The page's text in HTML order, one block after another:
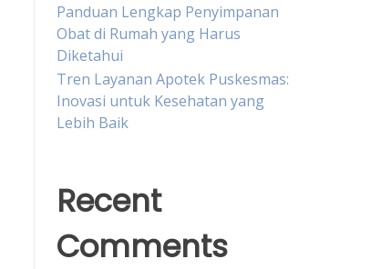
Panduan Lengkap Penyimpanan
Obat di Rumah yang Harus
Diketahui
Tren Layanan Apotek Puskesmas:
Inovasi untuk Kesehatan yang
Lebih Baik
Recent
Comments